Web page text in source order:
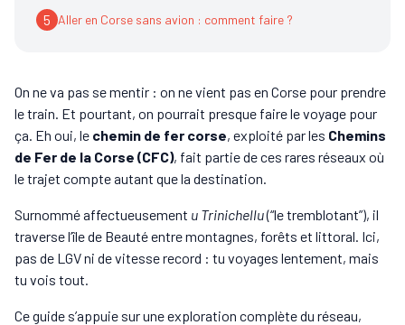
5 Aller en Corse sans avion : comment faire ?
On ne va pas se mentir : on ne vient pas en Corse pour prendre
le train. Et pourtant, on pourrait presque faire le voyage pour
ça. Eh oui, le chemin de fer corse, exploité par les Chemins
de Fer de la Corse (CFC), fait partie de ces rares réseaux où
le trajet compte autant que la destination.
Surnommé affectueusement u Trinichellu(“le tremblotant”), il
traverse l’île de Beauté entre montagnes, forêts et littoral. Ici,
pas de LGV ni de vitesse record : tu voyages lentement, mais
tu vois tout.
Ce guide s’appuie sur une exploration complète du réseau,